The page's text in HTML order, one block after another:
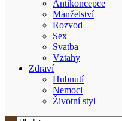
Antikoncepce
Manželství
Rozvod
Sex
Svatba
Vztahy
Zdraví
Hubnutí
Nemoci
Životní styl